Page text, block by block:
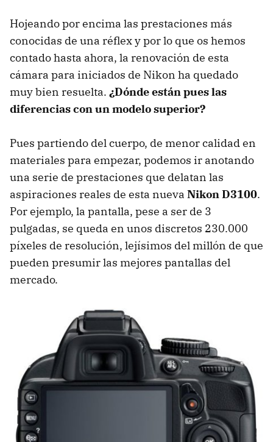
Hojeando por encima las prestaciones más
conocidas de una réflex y por lo que os hemos
contado hasta ahora, la renovación de esta
cámara para iniciados de Nikon ha quedado
muy bien resuelta. ¿Dónde están pues las
diferencias con un modelo superior?
Pues partiendo del cuerpo, de menor calidad en
materiales para empezar, podemos ir anotando
una serie de prestaciones que delatan las
aspiraciones reales de esta nueva Nikon D3100.
Por ejemplo, la pantalla, pese a ser de 3
pulgadas, se queda en unos discretos 230.000
píxeles de resolución, lejísimos del millón de que
pueden presumir las mejores pantallas del
mercado.